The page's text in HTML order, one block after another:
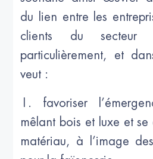
du lien entre les
clients du secteur
particulièrement, et
veut :
1. favoriser
mêlant bois et luxe et se
matériau, à l’image